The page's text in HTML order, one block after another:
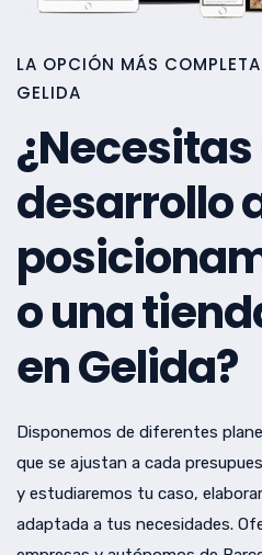
LA OPCIÓN MÁS
GELIDA
¿Necesitas
desarrollo
o una
en Gelida?
Disponemos de diferentes
que se ajustan a cada
y estudiaremos tu caso,
adaptada a tus necesidades.